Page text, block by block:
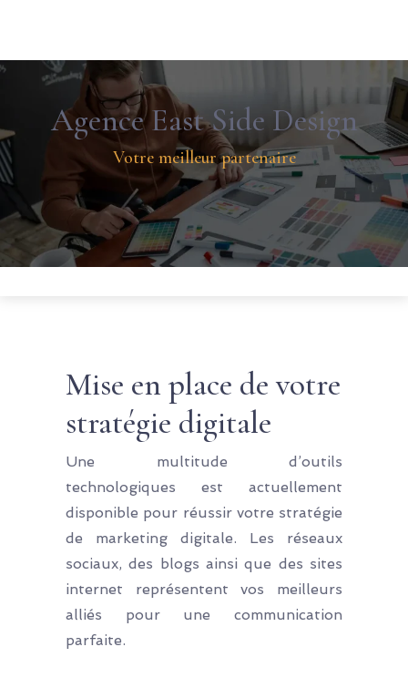
Agence East Side Design
Votre meilleur partenaire
Des stratégies digitales gagnantes !
Mise en place de votre
stratégie digitale
Une multitude d’outils
technologiques est actuellement
disponible pour réussir votre stratégie
de marketing digitale. Les réseaux
sociaux, des blogs ainsi que des sites
internet représentent vos meilleurs
alliés pour une communication
parfaite.